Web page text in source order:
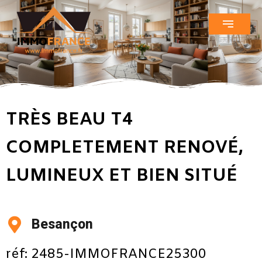
TRÈS BEAU T4
COMPLETEMENT RENOVÉ,
LUMINEUX ET BIEN SITUÉ
Besançon
réf: 2485-IMMOFRANCE25300